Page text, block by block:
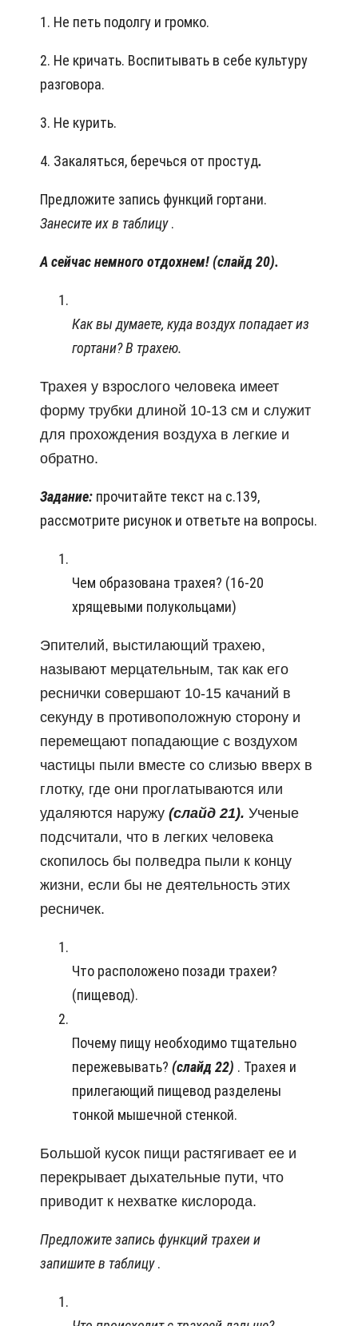
1. Не петь подолгу и громко.
2. Не кричать. Воспитывать в себе культуру
разговора.
3. Не курить.
4. Закаляться, беречься от простуд.
Предложите запись функций гортани.
Занесите их в таблицу.
А сейчас немного отдохнем! (слайд 20).
Как вы думаете, куда воздух попадает из
гортани? В трахею.
Трахея у взрослого человека имеет
форму трубки длиной 10-13 см и служит
для прохождения воздуха в легкие и
обратно.
Задание: прочитайте текст на с.139,
рассмотрите рисунок и ответьте на вопросы.
Чем образована трахея? (16-20
хрящевыми полукольцами)
Эпителий, выстилающий трахею,
называют мерцательным, так как его
реснички совершают 10-15 качаний в
секунду в противоположную сторону и
перемещают попадающие с воздухом
частицы пыли вместе со слизью вверх в
глотку, где они проглатываются или
удаляются наружу (слайд 21). Ученые
подсчитали, что в легких человека
скопилось бы полведра пыли к концу
жизни, если бы не деятельность этих
ресничек.
Что расположено позади трахеи?
(пищевод).
Почему пищу необходимо тщательно
пережевывать? (слайд 22) . Трахея и
прилегающий пищевод разделены
тонкой мышечной стенкой.
Большой кусок пищи растягивает ее и
перекрывает дыхательные пути, что
приводит к нехватке кислорода.
Предложите запись функций трахеи и
запишите в таблицу.